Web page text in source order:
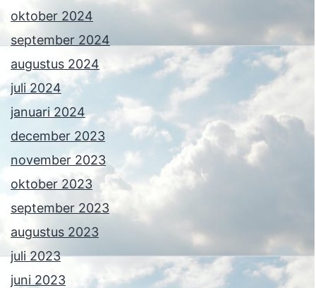
oktober 2024
september 2024
augustus 2024
juli 2024
januari 2024
december 2023
november 2023
oktober 2023
september 2023
augustus 2023
juli 2023
juni 2023